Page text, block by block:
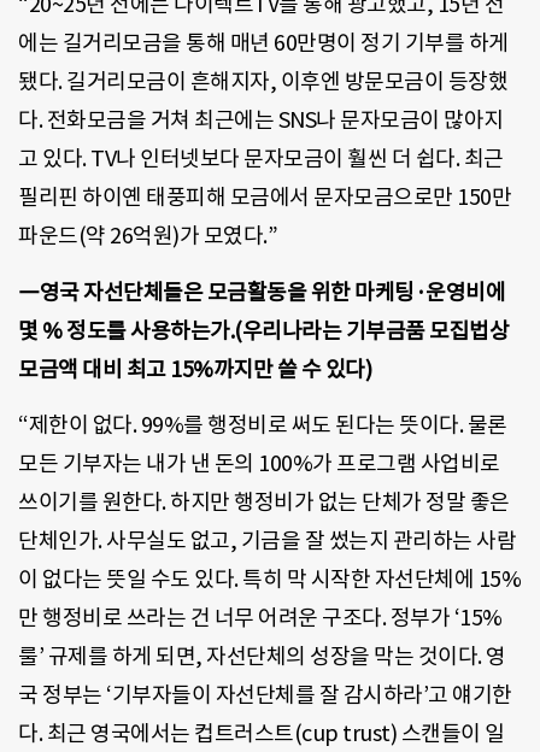
에는 길거리모금을 통해 매년 60만명이 정기 기부를 하게
됐다. 길거리모금이 흔해지자, 이후엔 방문모금이 등장했
다. 전화모금을 거쳐 최근에는 SNS나 문자모금이 많아지
고 있다. TV나 인터넷보다 문자모금이 훨씬 더 쉽다. 최근
필리핀 하이옌 태풍피해 모금에서 문자모금으로만 150만
파운드(약 26억원)가 모였다.”
―영국 자선단체들은 모금활동을 위한 마케팅·운영비에
몇 % 정도를 사용하는가.(우리나라는 기부금품 모집법상
모금액 대비 최고 15%까지만 쓸 수 있다)
“제한이 없다. 99%를 행정비로 써도 된다는 뜻이다. 물론
모든 기부자는 내가 낸 돈의 100%가 프로그램 사업비로
쓰이기를 원한다. 하지만 행정비가 없는 단체가 정말 좋은
단체인가. 사무실도 없고, 기금을 잘 썼는지 관리하는 사람
이 없다는 뜻일 수도 있다. 특히 막 시작한 자선단체에 15%
만 행정비로 쓰라는 건 너무 어려운 구조다. 정부가 ‘15%
룰’ 규제를 하게 되면, 자선단체의 성장을 막는 것이다. 영
국 정부는 ‘기부자들이 자선단체를 잘 감시하라’고 얘기한
다. 최근 영국에서는 컵트러스트(cup trust) 스캔들이 일